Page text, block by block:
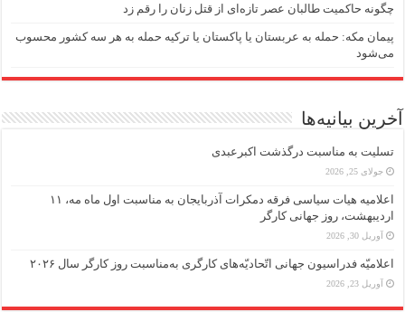
چگونه حاکمیت طالبان عصر تازه‌ای از قتل زنان را رقم زد
پیمان مکه: حمله به عربستان یا پاکستان یا ترکیه حمله به هر سه کشور محسوب
می‌شود
آخرین بیانیه‌ها
تسلیت به مناسبت درگذشت اکبرعبدی
جولای 25, 2026
اعلامیه هیات سیاسی فرقه دمکرات آذربایجان به مناسبت اول ماه مه، ۱۱
اردیبهشت، روز جهانی کارگر
آوریل 30, 2026
اعلامیّه فدراسیون جهانی اتّحادیّه‌های کارگری به‌مناسبت روز کارگر سال ۲۰۲۶
آوریل 23, 2026